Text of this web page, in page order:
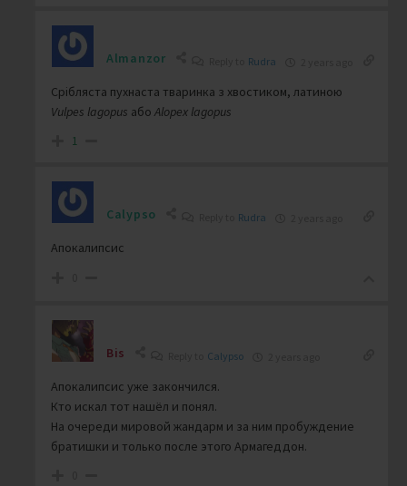
Almanzor Rudra
Срібляста пухнаста тваринка з хвостиком, латиною
Vulpes lagopus або Alopex lagopus
1
Calypso Rudra
Апокалипсис
Bis Calypso
Апокалипсис уже закончился.
Кто искал тот нашёл и понял.
На очереди мировой жандарм и за ним пробуждение
братишки и только после этого Армагеддон.